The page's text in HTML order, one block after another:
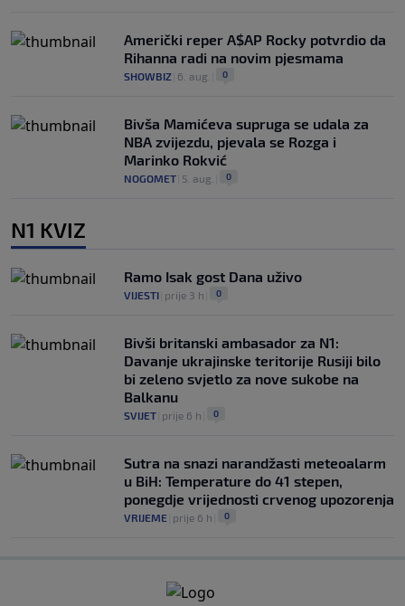
Američki reper A$AP Rocky potvrdio da
Rihanna radi na novim pjesmama
SHOWBIZ 6. aug. 0
Bivša Mamićeva supruga se udala za
NBA zvijezdu, pjevala se Rozga i
Marinko Rokvić
NOGOMET 5. aug. 0
N1 KVIZ
Ramo Isak gost Dana uživo
VIJESTI prije 3 h 0
Bivši britanski ambasador za N1:
Davanje ukrajinske teritorije Rusiji bilo
bi zeleno svjetlo za nove sukobe na
Balkanu
SVIJET prije 6 h 0
Sutra na snazi narandžasti meteoalarm
u BiH: Temperature do 41 stepen,
ponegdje vrijednosti crvenog upozorenja
VRIJEME prije 6 h 0